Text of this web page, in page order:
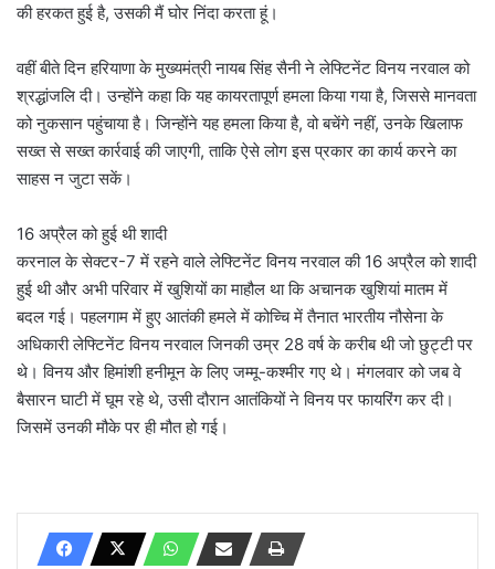
की हरकत हुई है, उसकी मैं घोर निंदा करता हूं।
वहीं बीते दिन हरियाणा के मुख्यमंत्री नायब सिंह सैनी ने लेफ्टिनेंट विनय नरवाल को
श्रद्धांजलि दी। उन्होंने कहा कि यह कायरतापूर्ण हमला किया गया है, जिससे मानवता
को नुकसान पहुंचाया है। जिन्होंने यह हमला किया है, वो बचेंगे नहीं, उनके खिलाफ
सख्त से सख्त कार्रवाई की जाएगी, ताकि ऐसे लोग इस प्रकार का कार्य करने का
साहस न जुटा सकें।
16 अप्रैल को हुई थी शादी
करनाल के सेक्टर-7 में रहने वाले लेफ्टिनेंट विनय नरवाल की 16 अप्रैल को शादी
हुई थी और अभी परिवार में खुशियों का माहौल था कि अचानक खुशियां मातम में
बदल गई। पहलगाम में हुए आतंकी हमले में कोच्चि में तैनात भारतीय नौसेना के
अधिकारी लेफ्टिनेंट विनय नरवाल जिनकी उम्र 28 वर्ष के करीब थी जो छुट्टी पर
थे। विनय और हिमांशी हनीमून के लिए जम्मू-कश्मीर गए थे। मंगलवार को जब वे
बैसारन घाटी में घूम रहे थे, उसी दौरान आतंकियों ने विनय पर फायरिंग कर दी।
जिसमें उनकी मौके पर ही मौत हो गई।